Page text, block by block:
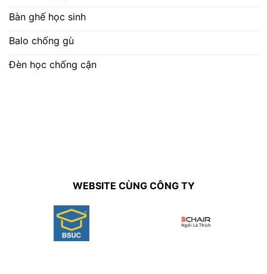
Bàn ghế học sinh
Balo chống gù
Đèn học chống cận
WEBSITE CÙNG CÔNG TY